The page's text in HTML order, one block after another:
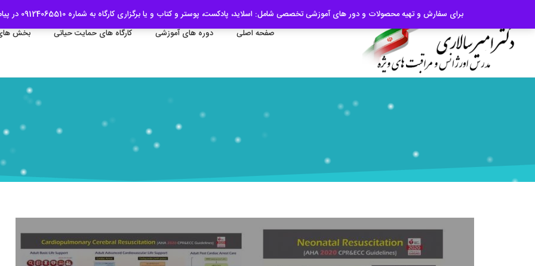
09124065510
صفحه اصلی دوره های آموزشی کارگاه های حمایت حیاتی بخش
برای سفارش و تهیه محصولات و دور های آموزشی تخصصی شامل: اسلاید، پادکست، پوستر و کتاب و یا برگزاری کارگاه به شماره 09124065510 در پیام رسان بله یا واتساپ درخواست خود را ارسال فرمایید.